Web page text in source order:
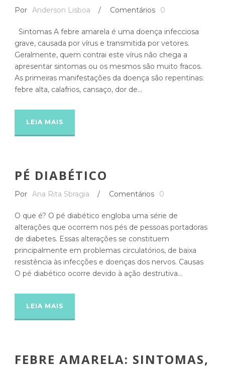
Por Anderson Lisboa / Comentários 0
Sintomas A febre amarela é uma doença infecciosa
grave, causada por vírus e transmitida por vetores.
Geralmente, quem contrai este vírus não chega a
apresentar sintomas ou os mesmos são muito fracos.
As primeiras manifestações da doença são repentinas:
febre alta, calafrios, cansaço, dor de...
LEIA MAIS
PÉ DIABÉTICO
Por Ana Rita Sbragia / Comentários 0
O que é? O pé diabético engloba uma série de
alterações que ocorrem nos pés de pessoas portadoras
de diabetes. Essas alterações se constituem
principalmente em problemas circulatórios, de baixa
resistência às infecções e doenças dos nervos. Causas
O pé diabético ocorre devido à ação destrutiva...
LEIA MAIS
FEBRE AMARELA: SINTOMAS,